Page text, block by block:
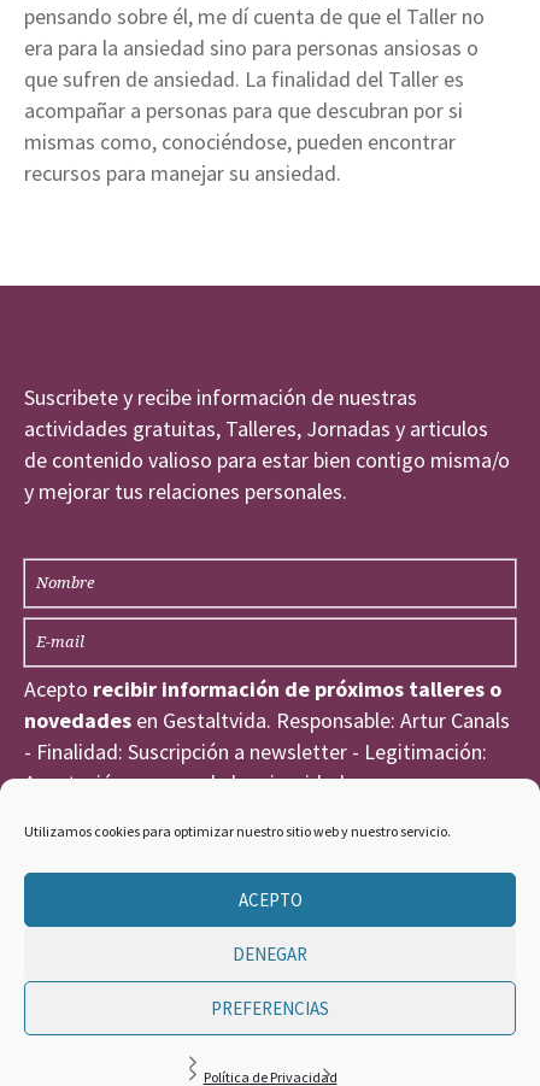
Utilizamos cookies para optimizar nuestro sitio web y nuestro servicio.
ACEPTO
DENEGAR
PREFERENCIAS
Política de Privacidad
pensando sobre él, me dí cuenta de que el Taller no
era para la ansiedad sino para personas ansiosas o
que sufren de ansiedad. La finalidad del Taller es
acompañar a personas para que descubran por si
mismas como, conociéndose, pueden encontrar
recursos para manejar su ansiedad.
Suscribete y recibe información de nuestras
actividades gratuitas, Talleres, Jornadas y articulos
de contenido valioso para estar bien contigo misma/o
y mejorar tus relaciones personales.
Acepto recibir información de próximos talleres o
novedades en Gestaltvida. Responsable: Artur Canals
- Finalidad: Suscripción a newsletter - Legitimación:
Aceptación expresa de la privacidad
He leído y acepto la
Política de Privacidad
GESTALT VIDA ©